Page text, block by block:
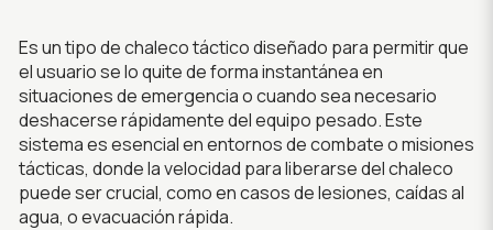
Es un tipo de chaleco táctico diseñado para permitir que
el usuario se lo quite de forma instantánea en
situaciones de emergencia o cuando sea necesario
deshacerse rápidamente del equipo pesado. Este
sistema es esencial en entornos de combate o misiones
tácticas, donde la velocidad para liberarse del chaleco
puede ser crucial, como en casos de lesiones, caídas al
agua, o evacuación rápida.